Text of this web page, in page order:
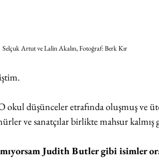
Selçuk Artut ve Lalin Akalın, Fotoğraf: Berk Kır
okul düşünceler etrafında oluşmuş ve
ve sanatçılar birlikte mahsur kalmış
Judith Butler gibi isimler